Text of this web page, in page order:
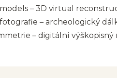
– 3D virtual
– archeologický
– digitální